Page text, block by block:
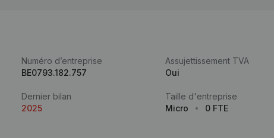
Numéro d’entreprise
BE0793.182.757
Assujettissement TVA
Oui
Dernier bilan
2025
Taille d'entreprise
Micro
0 FTE